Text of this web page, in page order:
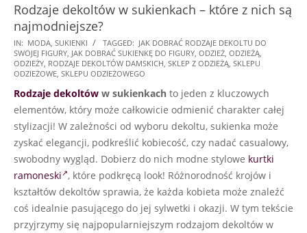
Rodzaje dekoltów w sukienkach – które z nich są
najmodniejsze?
2024-
07-
20
IN: MODA SUKIENKI TAGGED: JAK DOBRAĆ RODZAJE DEKOLTU DO
SWOJEJ FIGURY JAK DOBRAĆ SUKIENKĘ DO FIGURY ODZIEŻ ODZIEŻĄ
ODZIEŻY RODZAJE DEKOLTÓW DAMSKICH SKLEP Z ODZIEŻĄ SKLEPU
ODZIEŻOWE SKLEPU ODZIEŻOWEGO
Rodzaje dekoltów w sukienkach to jeden z kluczowych
elementów, który może całkowicie odmienić charakter całej
stylizacji! W zależności od wyboru dekoltu, sukienka może
zyskać elegancji, podkreślić kobiecość, czy nadać casualowy,
swobodny wygląd. Dobierz do nich modne stylowe kurtki
ramoneski , które podkręcą look! Różnorodność krojów i
kształtów dekoltów sprawia, że każda kobieta może znaleźć
coś idealnie pasującego do jej sylwetki i okazji. W tym tekście
przyjrzymy się najpopularniejszym rodzajom dekoltów w